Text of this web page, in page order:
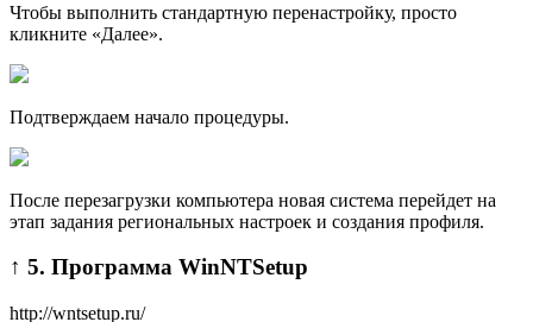
Чтобы выполнить стандартную перенастройку, просто
кликните «Далее».
Подтверждаем начало процедуры.
После перезагрузки компьютера новая система перейдет на
этап задания региональных настроек и создания профиля.
↑ 5. Программа WinNTSetup
http://wntsetup.ru/